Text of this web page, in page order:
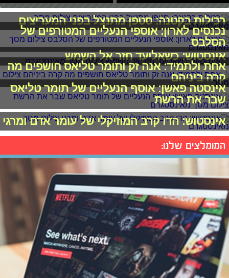
רכילות בקטנה: סטפן מתנצל בפני המעריצים
נכנסים לארון: אוספי הנעליים המטורפים של
הסלבס
אינסטוש: כשאליעד חזר אל השמש
אחת ולתמיד: אנה זק ותומר טליאס חושפים מה
קרה ביניהם
אינסטה פאשן: אוסף הנעליים של תומר טליאס
שבר את הרשת
אינסטוש: הדו קרב המוזיקלי של עומר אדם ומרגי
המומלצים שלנו: